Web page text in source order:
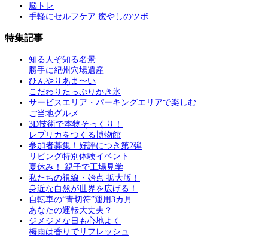
脳トレ
手軽にセルフケア 癒やしのツボ
特集記事
知る人ぞ知る名景
勝手に紀州穴場遺産
ひんやりあま〜い
こだわりたっぷりかき氷
サービスエリア・パーキングエリアで楽しむ
ご当地グルメ
3D技術で本物そっくり！
レプリカをつくる博物館
参加者募集！好評につき第2弾
リビング特別体験イベント
夏休み！ 親子で工場見学
私たちの視線・始点 拡大版！
身近な自然が世界を広げる！
自転車の“青切符”運用3カ月
あなたの運転大丈夫？
ジメジメな日も心地よく
梅雨は香りでリフレッシュ